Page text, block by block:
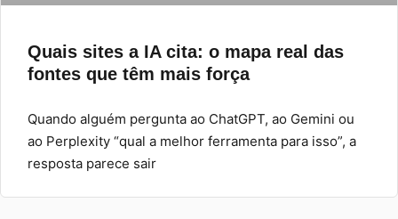
Quais sites a IA cita: o mapa real das
fontes que têm mais força
Quando alguém pergunta ao ChatGPT, ao Gemini ou
ao Perplexity “qual a melhor ferramenta para isso”, a
resposta parece sair